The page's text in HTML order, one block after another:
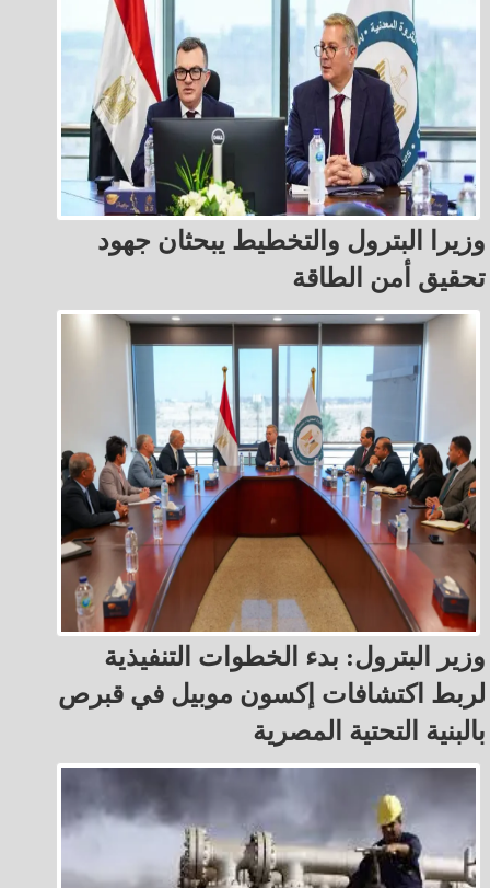
وزيرا البترول والتخطيط يبحثان جهود
تحقيق أمن الطاقة
وزير البترول: بدء الخطوات التنفيذية
لربط اكتشافات إكسون موبيل في قبرص
بالبنية التحتية المصرية